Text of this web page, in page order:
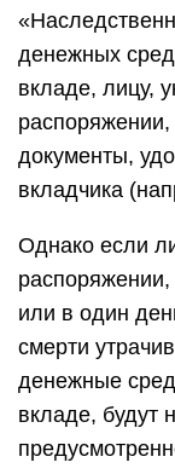
денежных
вкладе, лицу,
распоряжении,
документы,
вкладчика
Однако если
или в один
смерти
денежные
вкладе, будут